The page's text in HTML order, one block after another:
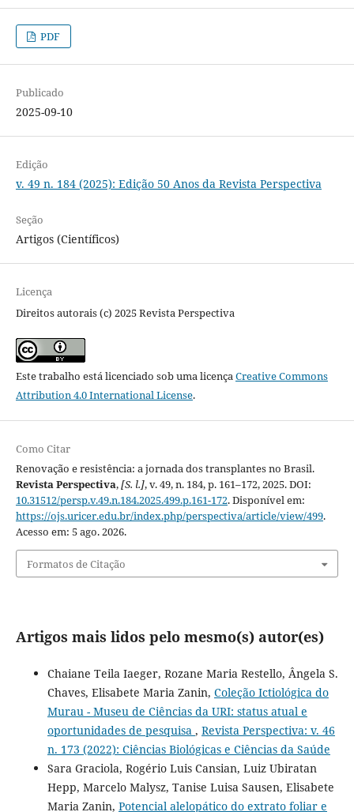
PDF
Publicado
2025-09-10
Edição
v. 49 n. 184 (2025): Edição 50 Anos da Revista Perspectiva
Seção
Artigos (Científicos)
Licença
Direitos autorais (c) 2025 Revista Perspectiva
Este trabalho está licenciado sob uma licençaCreative Commons
Attribution 4.0 International License.
Como Citar
Renovação e resistência: a jornada dos transplantes no Brasil.
Revista Perspectiva,[S. l.], v. 49, n. 184, p. 161–172, 2025. DOI:
10.31512/persp.v.49.n.184.2025.499.p.161-172. Disponível em:
https://ojs.uricer.edu.br/index.php/perspectiva/article/view/499.
Acesso em: 5 ago. 2026.
Formatos de Citação
Artigos mais lidos pelo mesmo(s) autor(es)
Chaiane Teila Iaeger, Rozane Maria Restello, Ângela S.
Chaves, Elisabete Maria Zanin, Coleção Ictiológica do
Murau - Museu de Ciências da URI: status atual e
oportunidades de pesquisa , Revista Perspectiva: v. 46
n. 173 (2022): Ciências Biológicas e Ciências da Saúde
Sara Graciola, Rogério Luis Cansian, Luiz Ubiratan
Hepp, Marcelo Malysz, Tanise Luisa Sausen, Elisabete
Maria Zanin, Potencial alelopático do extrato foliar e